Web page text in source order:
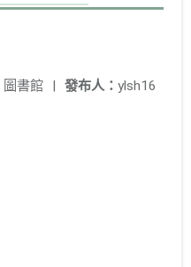
發布人： ylsh16
圖書館 |